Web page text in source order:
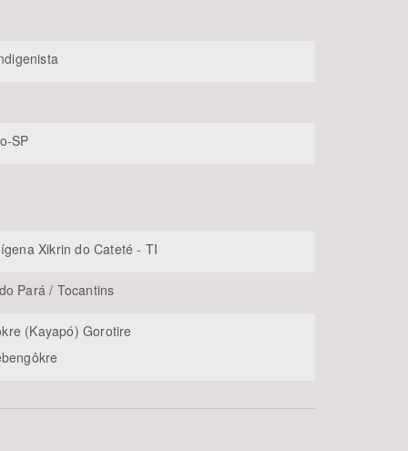
SP
Xikrin do Cateté - TI
Pará / Tocantins
(Kayapó) Gorotire